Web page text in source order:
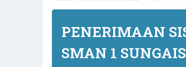
PENERIMAAN
SMAN 1